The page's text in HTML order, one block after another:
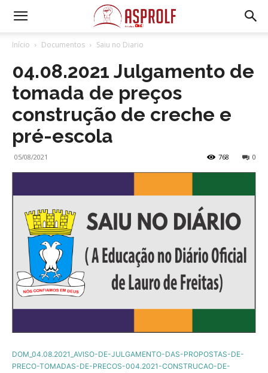
Início Documentos Saiu no Diario
04.08.2021 Julgamento de
tomada de preços
construção de creche e
pré-escola
05/08/2021 0
768
DOM_04.08.2021_AVISO-DE-JULGAMENTO-DAS-PROPOSTAS-DE-
PRECO-TOMADAS-DE-PRECOS-004.2021-CONSTRUCAO-DE-